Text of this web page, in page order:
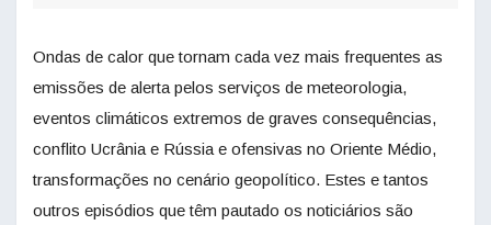
Ondas de calor que tornam cada vez mais frequentes as
emissões de alerta pelos serviços de meteorologia,
eventos climáticos extremos de graves consequências,
conflito Ucrânia e Rússia e ofensivas no Oriente Médio,
transformações no cenário geopolítico. Estes e tantos
outros episódios que têm pautado os noticiários são